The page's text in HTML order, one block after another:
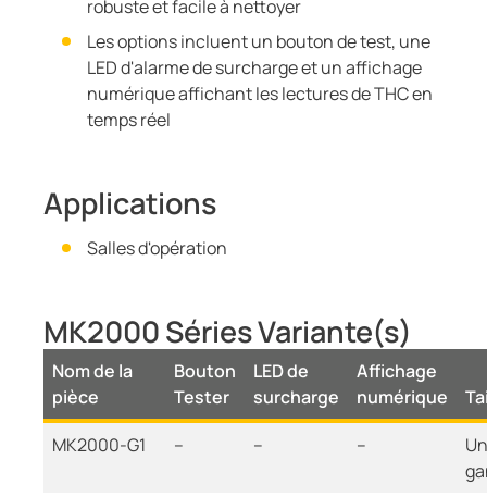
robuste et facile à nettoyer
Les options incluent un bouton de test, une
LED d'alarme de surcharge et un affichage
numérique affichant les lectures de THC en
temps réel
Applications
Salles d'opération
MK2000 Séries Variante(s)
Nom de la
pièce
Bouton
Tester
LED de
surcharge
Affichage
numérique
MK2000-G1
-- -- --
Un